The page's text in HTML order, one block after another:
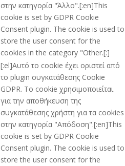
στην κατηγορία "Άλλο".[:en]This
cookie is set by GDPR Cookie
Consent plugin. The cookie is used to
store the user consent for the
cookies in the category "Other.[:]
[:el]Αυτό το cookie έχει οριστεί από
το plugin συγκατάθεσης Cookie
GDPR. Το cookie χρησιμοποιείται
για την αποθήκευση της
συγκατάθεσης χρήστη για τα cookies
στην κατηγορία "Απόδοση".[:en]This
cookie is set by GDPR Cookie
Consent plugin. The cookie is used to
store the user consent for the